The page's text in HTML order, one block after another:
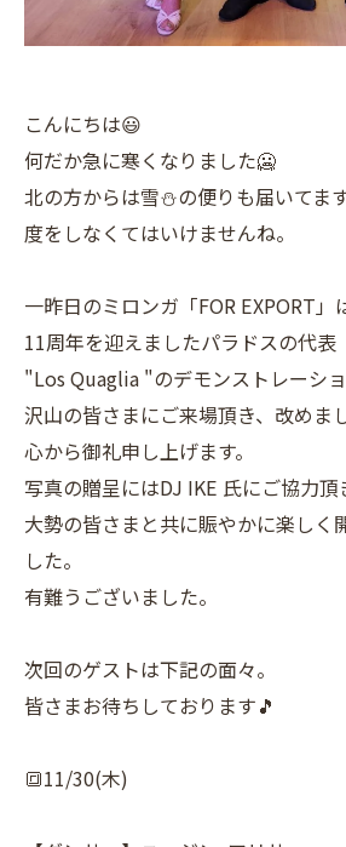
こんにちは😃
何だか急に寒くなりました🥶
北の方からは雪⛄の便りも届いてま
度をしなくてはいけませんね。
一昨日のミロンガ「FOR EXPORT」
11周年を迎えましたパラドスの代表
"Los Quaglia "のデモンストレーショ
沢山の皆さまにご来場頂き、改めま
心から御礼申し上げます。
写真の贈呈にはDJ IKE 氏にご協力頂
大勢の皆さまと共に賑やかに楽しく
した。
有難うございました。
次回のゲストは下記の面々。
皆さまお待ちしております🎵
🔳11/30(木)